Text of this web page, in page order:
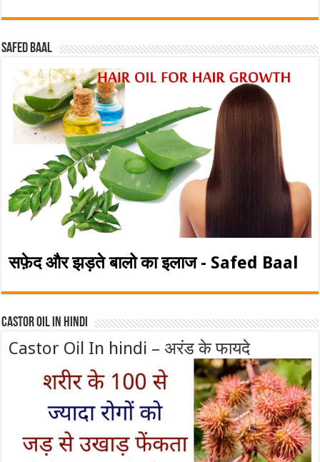
Safed baal
सफ़ेद और झड़ते बालो का इलाज - Safed Baal
Castor Oil In Hindi
Castor Oil In hindi – अरंड के फायदे